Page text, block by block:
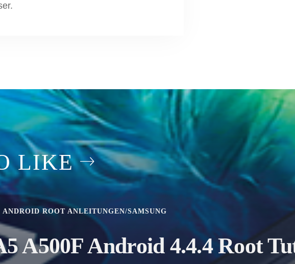
LIKE
ANDROID ROOT ANLEITUNGEN/SAMSUNG
A500F Android 4.4.4 Root